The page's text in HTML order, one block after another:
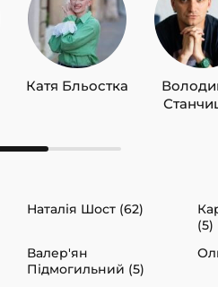
Катя Бльостка
Наталія Шост (62)
(5)
Валер'ян
Підмогильний (5)